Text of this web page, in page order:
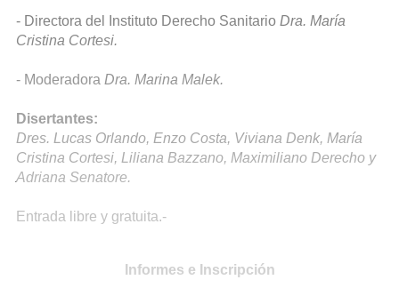
- Directora del Instituto Derecho Sanitario Dra. María
Cristina Cortesi.
- Moderadora Dra. Marina Malek.
Disertantes:
Dres. Lucas Orlando, Enzo Costa, Viviana Denk, María
Cristina Cortesi, Liliana Bazzano, Maximiliano Derecho y
Adriana Senatore.
Entrada libre y gratuita.-
Informes e Inscripción